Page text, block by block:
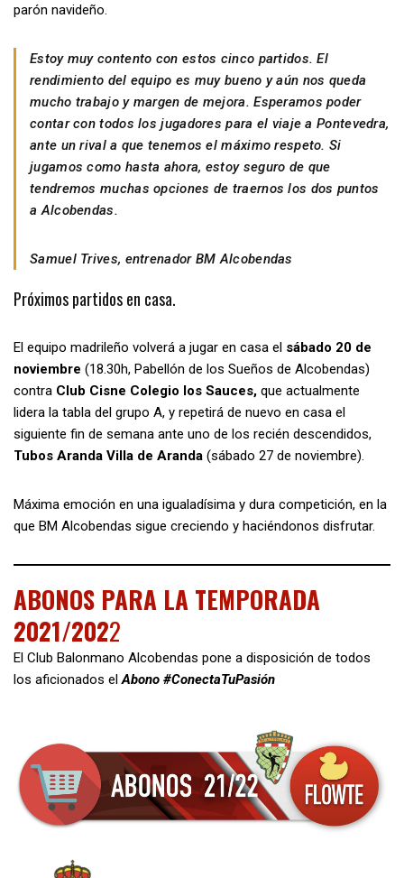
parón navideño.
Estoy muy contento con estos cinco partidos. El
rendimiento del equipo es muy bueno y aún nos queda
mucho trabajo y margen de mejora. Esperamos poder
contar con todos los jugadores para el viaje a Pontevedra,
ante un rival a que tenemos el máximo respeto. Si
jugamos como hasta ahora, estoy seguro de que
tendremos muchas opciones de traernos los dos puntos
a Alcobendas.
Samuel Trives, entrenador BM Alcobendas
Próximos partidos en casa.
El equipo madrileño volverá a jugar en casa el sábado 20 de
noviembre (18.30h, Pabellón de los Sueños de Alcobendas)
contra Club Cisne Colegio los Sauces, que actualmente
lidera la tabla del grupo A, y repetirá de nuevo en casa el
siguiente fin de semana ante uno de los recién descendidos,
Tubos Aranda Villa de Aranda (sábado 27 de noviembre).
Máxima emoción en una igualadísima y dura competición, en la
que BM Alcobendas sigue creciendo y haciéndonos disfrutar.
ABONOS PARA LA TEMPORADA
2021/2022
El Club Balonmano Alcobendas pone a disposición de todos
los aficionados elAbono #ConectaTuPasión